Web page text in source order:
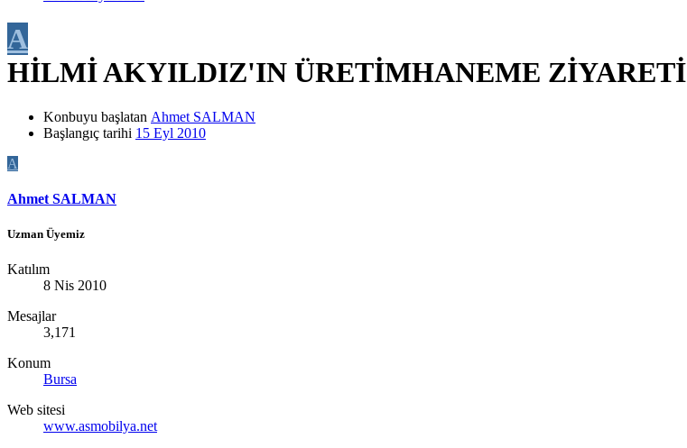
A
HİLMİ AKYILDIZ'IN ÜRETİMHANEME ZİYARETİ
Konbuyu başlatan Ahmet SALMAN
Başlangıç tarihi 15 Eyl 2010
A
Ahmet SALMAN
Uzman Üyemiz
Katılım
8 Nis 2010
Mesajlar
3,171
Konum
Bursa
Web sitesi
www.asmobilya.net